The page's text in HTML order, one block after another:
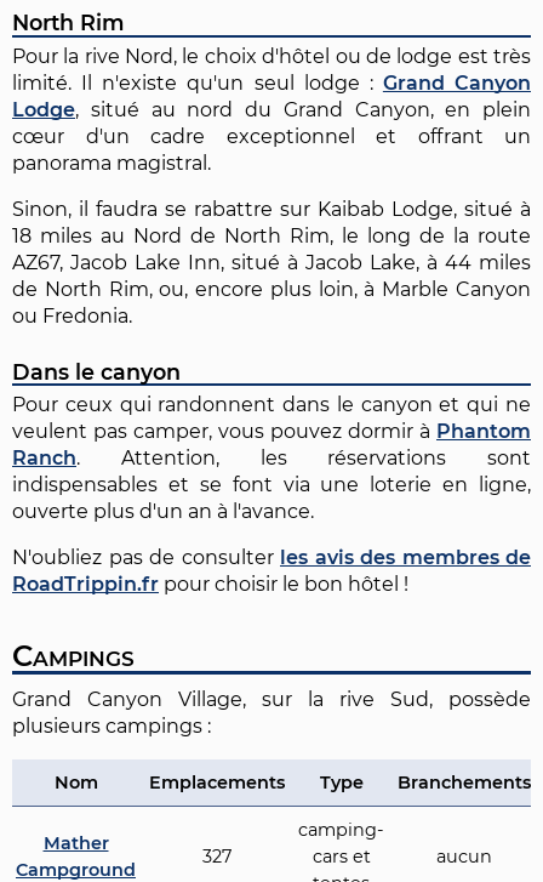
North Rim
Pour la rive Nord, le choix d'hôtel ou de lodge est très
limité. Il n'existe qu'un seul lodge : Grand Canyon
Lodge, situé au nord du Grand Canyon, en plein
cœur d'un cadre exceptionnel et offrant un
panorama magistral.
Sinon, il faudra se rabattre sur Kaibab Lodge, situé à
18 miles au Nord de North Rim, le long de la route
AZ67, Jacob Lake Inn, situé à Jacob Lake, à 44 miles
de North Rim, ou, encore plus loin, à Marble Canyon
ou Fredonia.
Dans le canyon
Pour ceux qui randonnent dans le canyon et qui ne
veulent pas camper, vous pouvez dormir à Phantom
Ranch. Attention, les réservations sont
indispensables et se font via une loterie en ligne,
ouverte plus d'un an à l'avance.
N'oubliez pas de consulter les avis des membres de
RoadTrippin.fr pour choisir le bon hôtel !
Campings
Grand Canyon Village, sur la rive Sud, possède
plusieurs campings :
Nom Emplacements Type Branchements
Mather
Campground
327
camping-
cars et
aucun